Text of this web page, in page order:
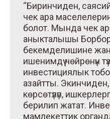
“Биринчиден,
чек ара
болот. Мында чек
аныкталышы
бекемделишине
ишенимдүү чөйрөнүн
инвестициялык
азайтты.
көрсөтүлүп,
берилип жатат.
мамлекеттик